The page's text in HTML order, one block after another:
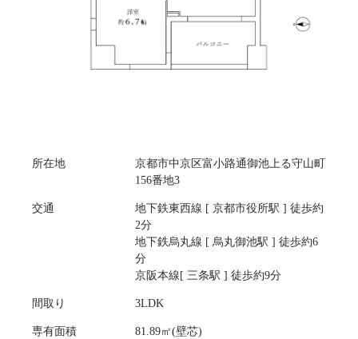
所在地
京都市中京区富小路通御池上る守山町
156番地3
交通
地下鉄東西線 [ 京都市役所駅 ] 徒歩約
2分
地下鉄烏丸線 [ 烏丸御池駅 ] 徒歩約6
分
京阪本線[ 三条駅 ] 徒歩約9分
間取り 3LDK
専有面積 81.89㎡(壁芯)